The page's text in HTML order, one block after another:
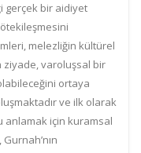
gerçek bir aidiyet
melezliğin kültürel
ziyade, varoluşsal bir
ortaya
ve ilk olarak
anlamak için kuramsal